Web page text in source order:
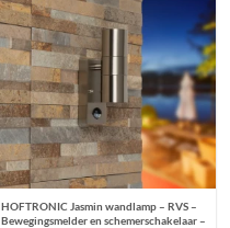
HOFTRONIC Jasmin wandlamp – RVS –
Bewegingsmelder en schemerschakelaar –